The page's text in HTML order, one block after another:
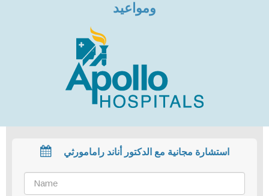
ومواعيد
استشارة مجانية مع الدكتور أناند رامامورثي